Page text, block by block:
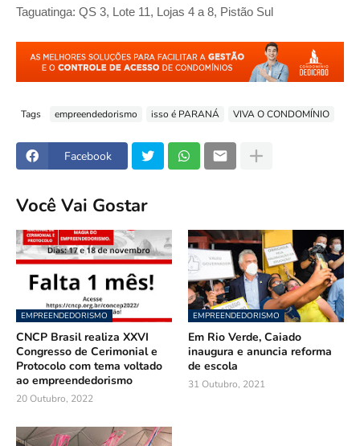
Taguatinga: QS 3, Lote 11, Lojas 4 a 8, Pistão Sul
Tags empreendedorismo isso é PARANÁ VIVA O CONDOMÍNIO
Facebook
Você Vai Gostar
EMPREENDEDORISMO
CNCP Brasil realiza XXVI
Congresso de Cerimonial e
Protocolo com tema voltado
ao empreendedorismo
20 Outubro, 2022
EMPREENDEDORISMO
Em Rio Verde, Caiado
inaugura e anuncia reforma
de escola
31 Outubro, 2021